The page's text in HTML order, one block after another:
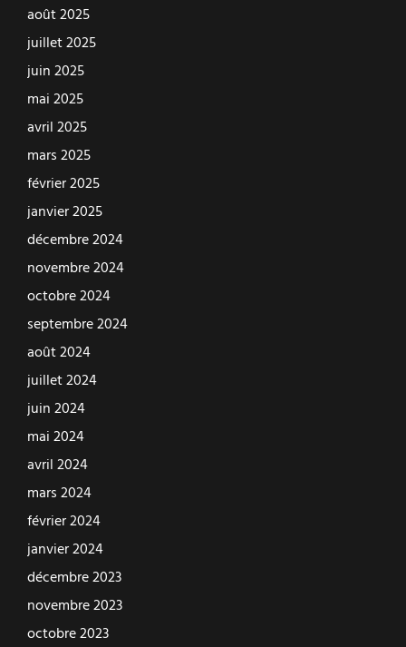
août 2025
juillet 2025
juin 2025
mai 2025
avril 2025
mars 2025
février 2025
janvier 2025
décembre 2024
novembre 2024
octobre 2024
septembre 2024
août 2024
juillet 2024
juin 2024
mai 2024
avril 2024
mars 2024
février 2024
janvier 2024
décembre 2023
novembre 2023
octobre 2023